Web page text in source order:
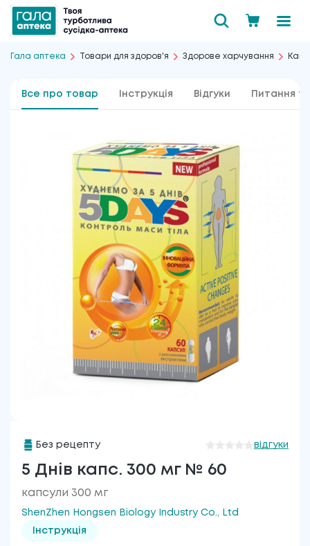
Гала аптека Товари для здоров'я Здорове харчування Кава
Все про товар Інструкція Відгуки Питання та
Без рецепту відгуки
5 Днів капс. 300 мг № 60
капсули 300 мг
ShenZhen Hongsen Biology Industry Co., Ltd
Інструкція